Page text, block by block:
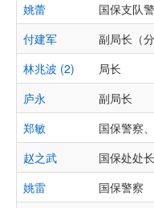
姚蕾
国保支队
付建军
副局长（
林兆波 (2)
局长
庐永
副局长
郑敏
国保警察
赵之武
国保处处长
姚雷
国保警察